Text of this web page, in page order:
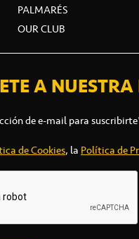
PALMARÉS
OUR CLUB
A
de e-mail para
de Cookies, la Política de